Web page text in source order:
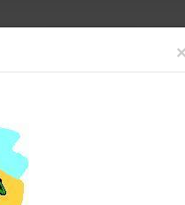
Barrierefreie
& Gesundheit
×